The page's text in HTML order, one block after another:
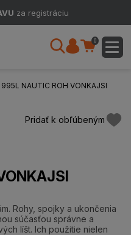
za registráciu
0
995L NAUTIC ROH VONKAJSI
Pridať k obľúbeným
Rohy, spojky a ukončenia
súčasťou správne a
líšt. Ich použitie nielen